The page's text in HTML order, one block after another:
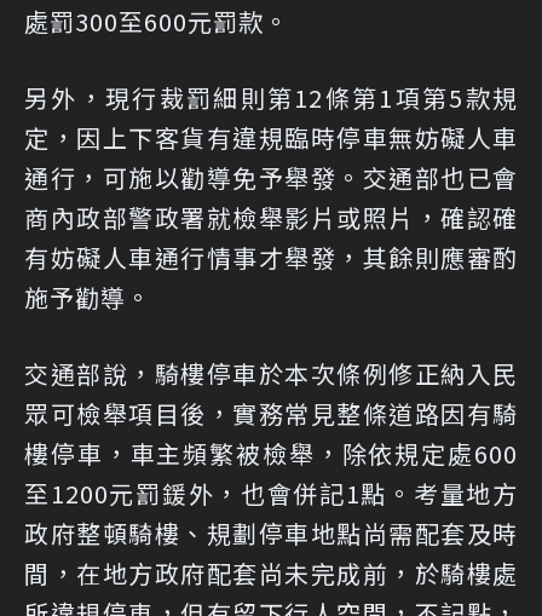
處罰300至600元罰款。
另外，現行裁罰細則第12條第1項第5款規
定，因上下客貨有違規臨時停車無妨礙人車
通行，可施以勸導免予舉發。交通部也已會
商內政部警政署就檢舉影片或照片，確認確
有妨礙人車通行情事才舉發，其餘則應審酌
施予勸導。
交通部說，騎樓停車於本次條例修正納入民
眾可檢舉項目後，實務常見整條道路因有騎
樓停車，車主頻繁被檢舉，除依規定處600
至1200元罰鍰外，也會併記1點。考量地方
政府整頓騎樓、規劃停車地點尚需配套及時
間，在地方政府配套尚未完成前，於騎樓處